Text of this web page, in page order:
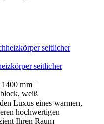
seitlicher
mm |
weiß
Luxus eines warmen,
hochwertigen
Ihren Raum